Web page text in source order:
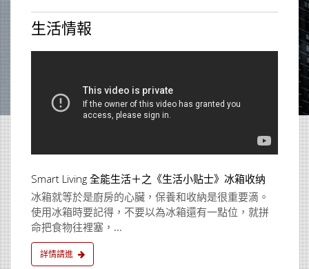
生活情報
Smart Living 全能生活＋之《生活小贴士》冰箱收纳
冰箱就等於是廚房的心臟，保養和收納是很重要滴。
使用冰箱時要記得，不要以為冰箱還有一點位，就拼
命把食物往裡塞，...
詳情請進